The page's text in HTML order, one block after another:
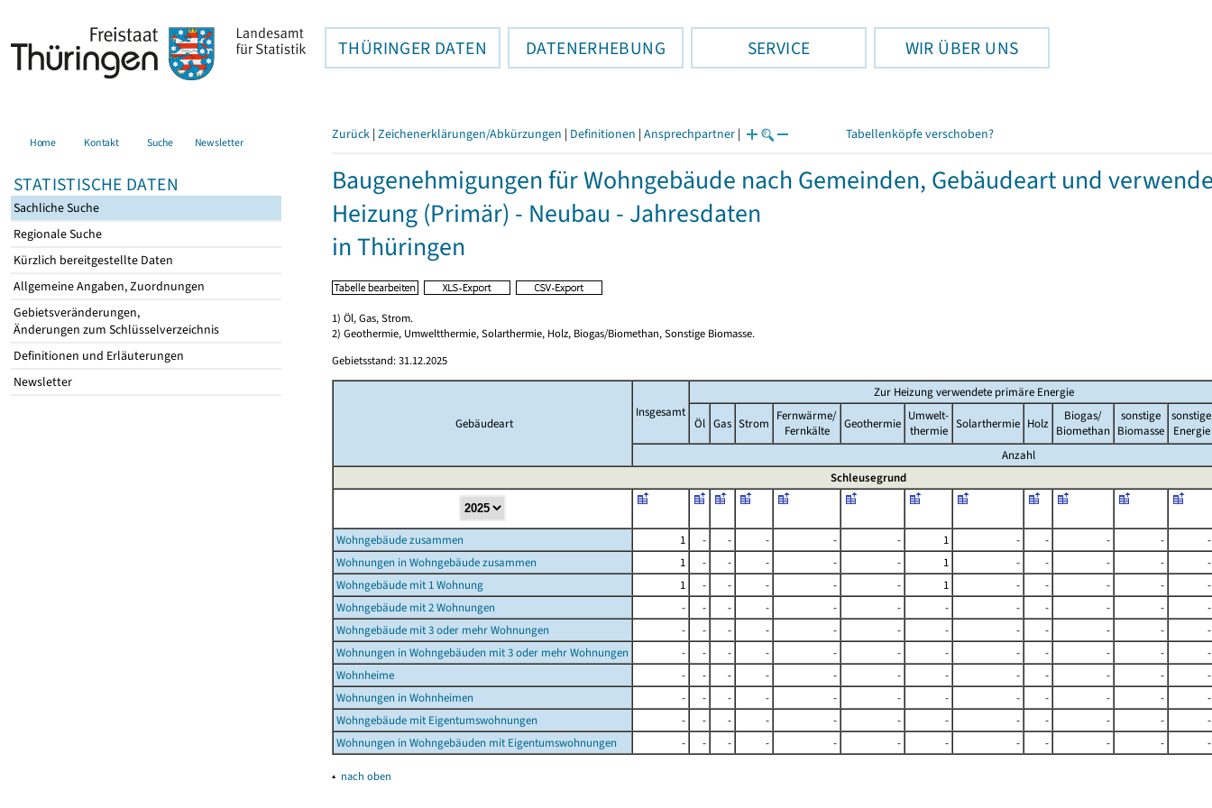
THÜRINGER DATEN DATENERHEBUNG SERVICE WIR ÜBER UNS
Home Kontakt Suche Newsletter
STATISTISCHE DATEN
Sachliche Suche
Regionale Suche
Kürzlich bereitgestellte Daten
Allgemeine Angaben, Zuordnungen
Gebietsveränderungen,
Änderungen zum Schlüsselverzeichnis
Definitionen und Erläuterungen
Newsletter
Zurück | Zeichenerklärungen/Abkürzungen | Definitionen | Ansprechpartner | Tabellenköpfe verschoben?
Baugenehmigungen für Wohngebäude nach Gemeinden, Gebäudeart und
Heizung (Primär) - Neubau - Jahresdaten
in Thüringen
1) Öl, Gas, Strom.
2) Geothermie, Umweltthermie, Solarthermie, Holz, Biogas/Biomethan, Sonstige Biomasse.
Gebietsstand: 31.12.2025
Gebäudeart
Insgesamt
Zur Heizung verwendete primäre Energie
Öl Gas Strom
Fernwärme/
Fernkälte
Geothermie
Umwelt-
thermie Solarthermie Holz
Biogas/
Biomethan
sonstige
Biomasse
sonstige
Energie
Anzahl
Schleusegrund
Wohngebäude zusammen 1 - - - - - 1 - - - -
-
Wohnungen in Wohngebäude zusammen
1 - - - - - 1 - - - -
-
Wohngebäude mit 1 Wohnung
1 - - - - - 1 - - - -
-
Wohngebäude mit 2 Wohnungen
- - - - - - - - - - -
-
Wohngebäude mit 3 oder mehr Wohnungen
- - - - - - - - - - -
-
Wohnungen in Wohngebäuden mit 3 oder mehr Wohnungen
- - - - - - - - - - -
-
Wohnheime
- - - - - - - - - - -
-
Wohnungen in Wohnheimen
- - - - - - - - - - -
-
Wohngebäude mit Eigentumswohnungen
- - - - - - - - - - -
-
Wohnungen in Wohngebäuden mit Eigentumswohnungen
- - - - - - - - - - - -
▴ nach oben